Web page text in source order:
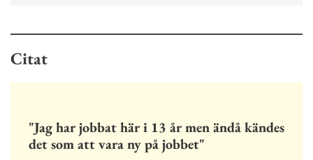
Citat
"Jag har jobbat här i 13 år men ändå kändes
det som att vara ny på jobbet"